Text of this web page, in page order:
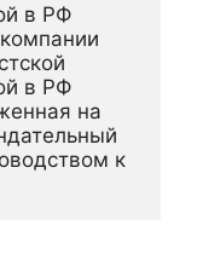
в РФ
в РФ
на
к